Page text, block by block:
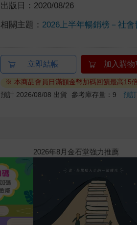
出版日： 2020/08/26
相關主題： 2026上半年暢銷榜－社
立即結帳 加入購物
※ 本商品會員日滿額金幣加碼回饋最高15
預計 2026/08/08 出貨 參考庫存量：9預
2026年8月金石堂強力推薦